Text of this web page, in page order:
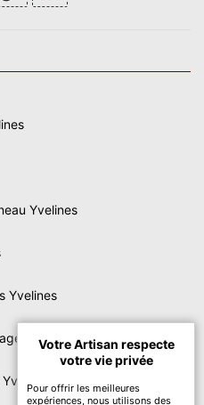
Yvelines
Yvelines
toiture Yvelines
Votre Artisan respecte
votre vie privée
Pour offrir les meilleures
expériences, nous utilisons des